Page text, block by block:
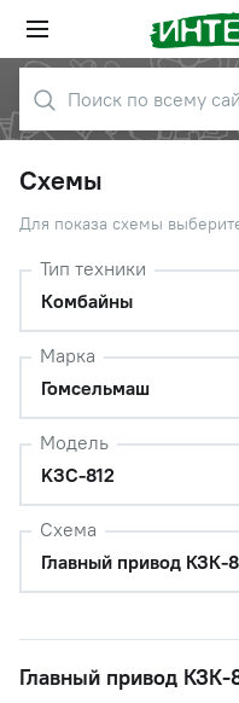
Схемы
Для показа схемы
Тип техники
Комбайны
Марка
Гомсельмаш
Модель
KЗС-812
Схема
Главный привод КЗК-
Главный привод